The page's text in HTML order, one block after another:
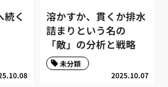
続く
溶かすか、貫くか排水
詰まりという名の
「敵」の分析と戦略
2025.10.07
未分類